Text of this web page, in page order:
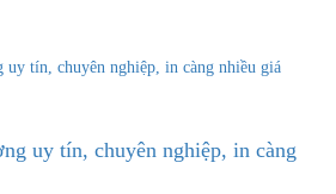
uy tín, chuyên nghiệp, in càng